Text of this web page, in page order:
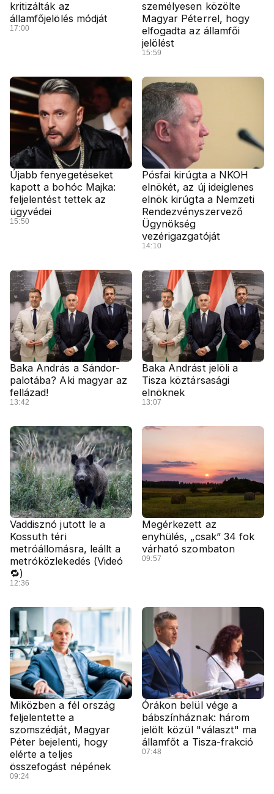
kritizálták az
államfőjelölés módját
17:00
személyesen közölte
Magyar Péterrel, hogy
elfogadta az államfői
jelölést
15:59
Újabb fenyegetéseket
kapott a bohóc Majka:
feljelentést tettek az
ügyvédei
15:50
Pósfai kirúgta a NKOH
elnökét, az új ideiglenes
elnök kirúgta a Nemzeti
Rendezvényszervező
Ügynökség
vezérigazgatóját
14:10
Baka András a Sándor-
palotába? Aki magyar az
fellázad!
13:42
Baka Andrást jelöli a
Tisza köztársasági
elnöknek
13:07
Vaddisznó jutott le a
Kossuth téri
metróállomásra, leállt a
metróközlekedés (Videó
🔁)
12:36
Megérkezett az
enyhülés, „csak” 34 fok
várható szombaton
09:57
Miközben a fél ország
feljelentette a
szomszédját, Magyar
Péter bejelenti, hogy
elérte a teljes
összefogást népének
09:24
Órákon belül vége a
bábszínháznak: három
jelölt közül "választ" ma
államfőt a Tisza-frakció
07:48